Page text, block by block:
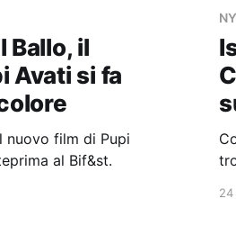
Ballo, il
Avati si fa
nuovo film di Pupi
al Bif&st.